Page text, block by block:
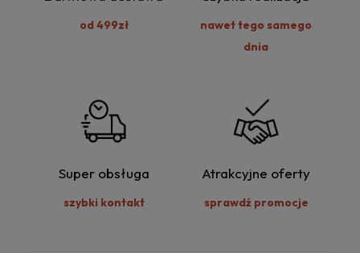
od 499zł
nawet tego samego
dnia
Super obsługa
szybki kontakt
Atrakcyjne oferty
sprawdź promocje